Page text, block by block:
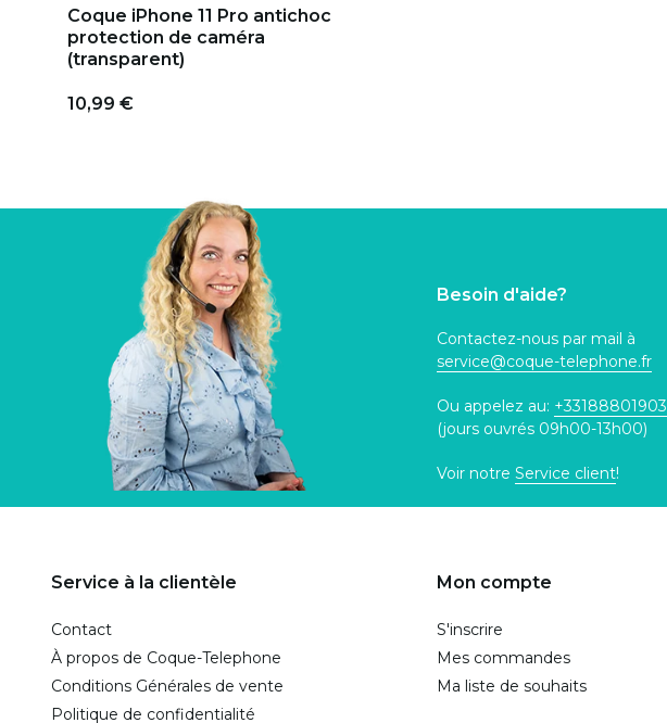
Coque iPhone 11 Pro antichoc
protection de caméra
(transparent)
10,99 €
Besoin d'aide?
Contactez-nous par mail à
service@coque-telephone.fr
Ou appelez au: +33188801903
(jours ouvrés 09h00-13h00)
Voir notre Service client!
Service à la clientèle
Contact
À propos de Coque-Telephone
Conditions Générales de vente
Politique de confidentialité
Mon compte
S'inscrire
Mes commandes
Ma liste de souhaits